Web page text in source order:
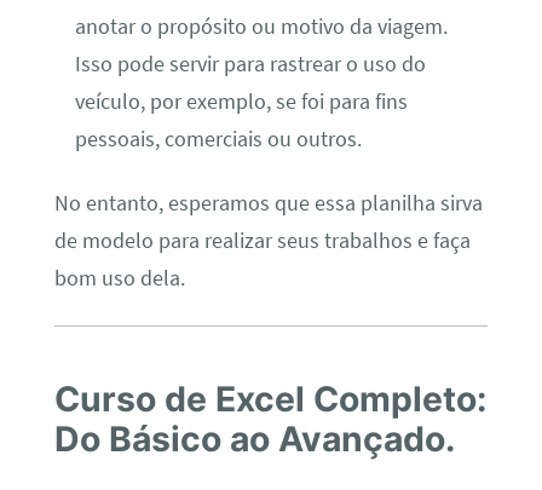
anotar o propósito ou motivo da viagem.
Isso pode servir para rastrear o uso do
veículo, por exemplo, se foi para fins
pessoais, comerciais ou outros.
No entanto, esperamos que essa planilha sirva
de modelo para realizar seus trabalhos e faça
bom uso dela.
Curso de Excel Completo:
Do Básico ao Avançado.